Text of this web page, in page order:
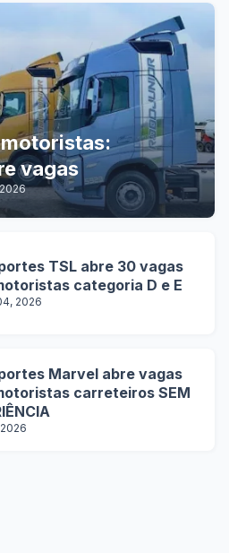
vagas
TSL abre 30 vagas
categoria D e E
2026
Marvel abre vagas
carreteiros SEM